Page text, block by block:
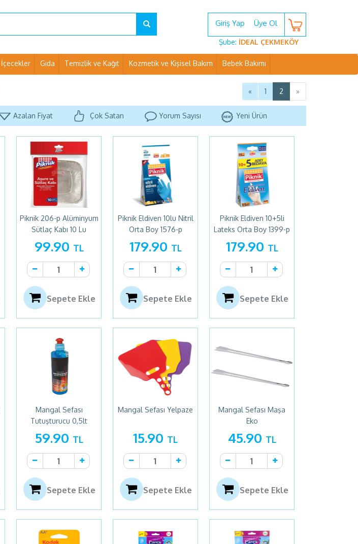
Giriş Yap Üye Ol
Şube: İDEAL ÇEKMEKÖY
İçecekler Gıda Temizlik ve Kağıt Kozmetik ve Kişisel Bakım Bebek Bakımı
« 1 2 »
Azalan Fiyat Çok Satan Yorum Sayısı Yeni Ürün
Piknik 206-p Alüminyum
Sütlaç Kabı 10 Lu
99.90 TL
Sepete Ekle
Piknik Eldiven 10lu Nitril
Orta Boy 1576-p
179.90 TL
Sepete Ekle
Piknik Eldiven 10+5li
Lateks Orta Boy 1399-p
179.90 TL
Sepete Ekle
Mangal Sefası
Tutuşturucu 0,5lt
59.90 TL
Sepete Ekle
Mangal Sefası Yelpaze
15.90 TL
Sepete Ekle
Mangal Sefası Maşa
Eko
45.90 TL
Sepete Ekle